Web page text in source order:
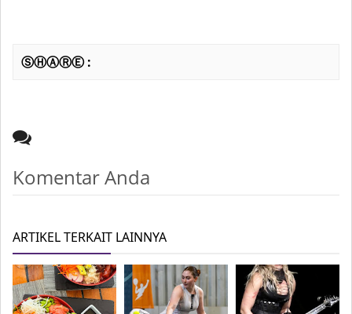
ⓈⒽⒶⓇⒺ :
Komentar Anda
ARTIKEL TERKAIT LAINNYA